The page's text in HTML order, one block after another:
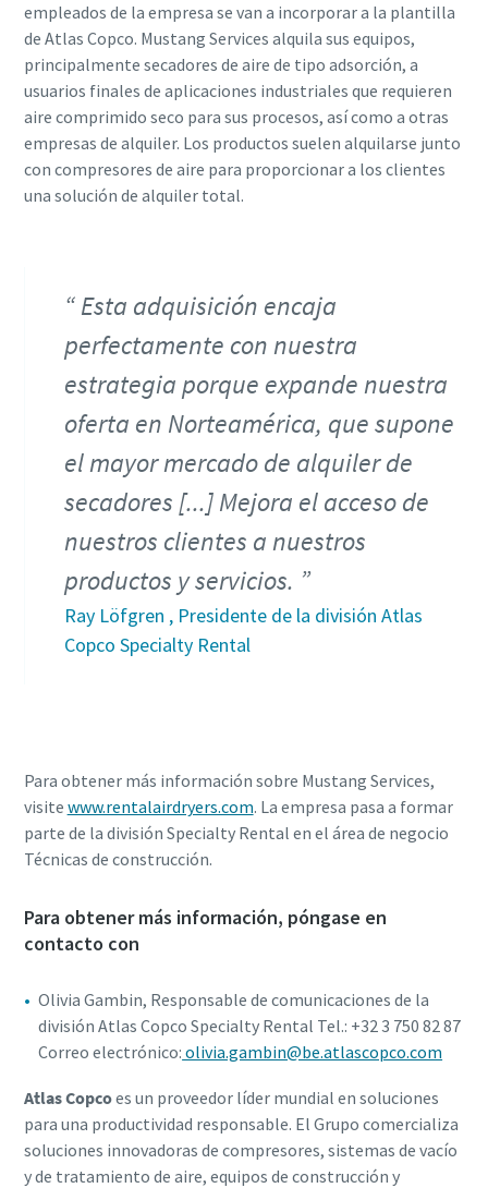
empleados de la empresa se van a incorporar a la plantilla
de Atlas Copco. Mustang Services alquila sus equipos,
principalmente secadores de aire de tipo adsorción, a
usuarios finales de aplicaciones industriales que requieren
aire comprimido seco para sus procesos, así como a otras
empresas de alquiler. Los productos suelen alquilarse junto
con compresores de aire para proporcionar a los clientes
una solución de alquiler total.
Esta adquisición encaja
perfectamente con nuestra
estrategia porque expande nuestra
oferta en Norteamérica, que supone
el mayor mercado de alquiler de
secadores [...] Mejora el acceso de
nuestros clientes a nuestros
productos y servicios.
Ray Löfgren , Presidente de la división Atlas
Copco Specialty Rental
Para obtener más información sobre Mustang Services,
visite www.rentalairdryers.com. La empresa pasa a formar
parte de la división Specialty Rental en el área de negocio
Técnicas de construcción.
Para obtener más información, póngase en
contacto con
Olivia Gambin, Responsable de comunicaciones de la
división Atlas Copco Specialty Rental Tel.: +32 3 750 82 87
Correo electrónico: olivia.gambin@be.atlascopco.com
Atlas Copcoes un proveedor líder mundial en soluciones
para una productividad responsable. El Grupo comercializa
soluciones innovadoras de compresores, sistemas de vacío
y de tratamiento de aire, equipos de construcción y